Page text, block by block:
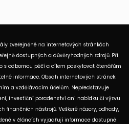
zveřejněné na internetových stránkách
dostupných a důvěryhodných zdrojů. Při
s odbornou péčí a cílem poskytovat čtenářům
informace. Obsah internetových stránek
a vzdělávacím účelům. Nepředstavuje
investiční poradenství ani nabídku či výzvu
finančních nástrojů. Veškeré názory, odhady,
v článcích vyjadřují informace dostupné